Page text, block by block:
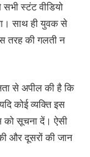
स्टंट वीडियो
साथ ही युवक से
तरह की गलती न
से अपील की है कि
कोई व्यक्ति इस
को सूचना दें। ऐसी
और दूसरों की जान